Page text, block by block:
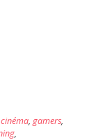
cinéma, gamers,
,